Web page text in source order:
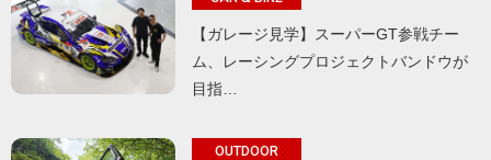
【ガレージ見学】スーパーGT参戦チー
ム、レーシングプロジェクトバンドウが
目指…
OUTDOOR